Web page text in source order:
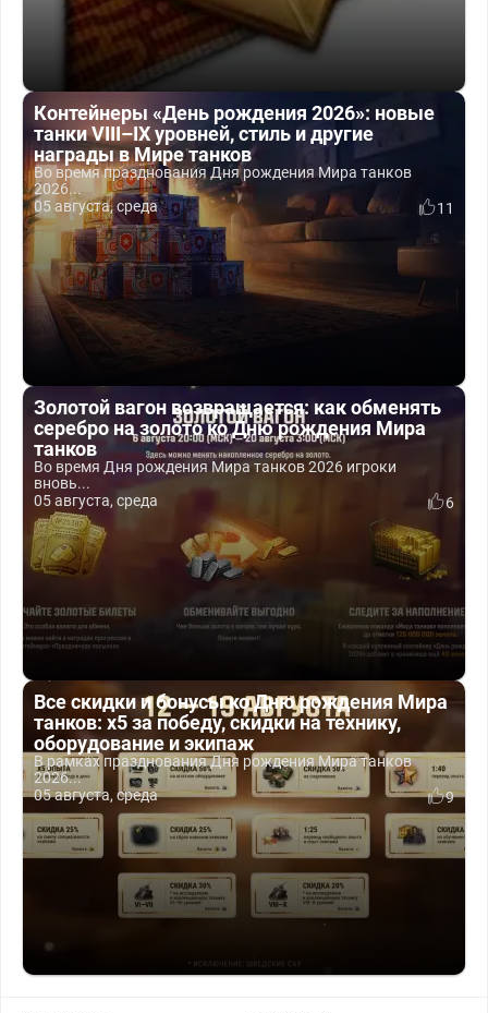
Контейнеры «День рождения 2026»: новые
танки VIII–IX уровней, стиль и другие
награды в Мире танков
Во время празднования Дня рождения Мира танков
2026...
05 августа, среда
11
Золотой вагон возвращается: как обменять
серебро на золото ко Дню рождения Мира
танков
Во время Дня рождения Мира танков 2026 игроки
вновь...
05 августа, среда
6
Все скидки и бонусы ко Дню рождения Мира
танков: x5 за победу, скидки на технику,
оборудование и экипаж
В рамках празднования Дня рождения Мира танков
2026...
05 августа, среда
9